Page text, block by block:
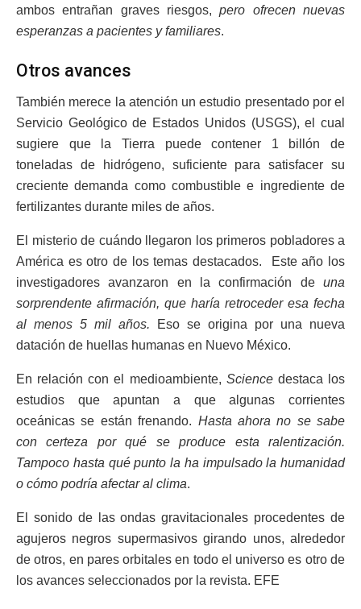
ambos entrañan graves riesgos,pero ofrecen nuevas
esperanzas a pacientes y familiares.
Otros avances
También merece la atención un estudio presentado por el
Servicio Geológico de Estados Unidos (USGS), el cual
sugiere que la Tierra puede contener 1 billón de
toneladas de hidrógeno, suficiente para satisfacer su
creciente demanda como combustible e ingrediente de
fertilizantes durante miles de años.
El misterio de cuándo llegaron los primeros pobladores a
América es otro de los temas destacados. Este año los
investigadores avanzaron en la confirmación de una
sorprendente afirmación, que haría retroceder esa fecha
al menos 5 mil años.
Eso se origina por una nueva
datación de huellas humanas en Nuevo México.
En relación con el medioambiente, Sciencedestaca los
estudios que apuntan a que algunas corrientes
oceánicas se están frenando. Hasta ahora no se sabe
con certeza por qué se produce esta ralentización.
Tampoco hasta qué punto la ha impulsado la humanidad
o cómo podría afectar al clima.
El sonido de las ondas gravitacionales procedentes de
agujeros negros supermasivos girando unos, alrededor
de otros, en pares orbitales en todo el universo es otro de
los avances seleccionados por la revista. EFE